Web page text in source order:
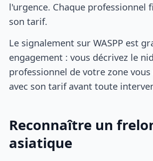
l'urgence. Chaque professionnel
son tarif.
Le signalement sur WASPP est
engagement : vous décrivez le
professionnel de votre zone
avec son tarif avant toute
Reconnaître un
asiatique